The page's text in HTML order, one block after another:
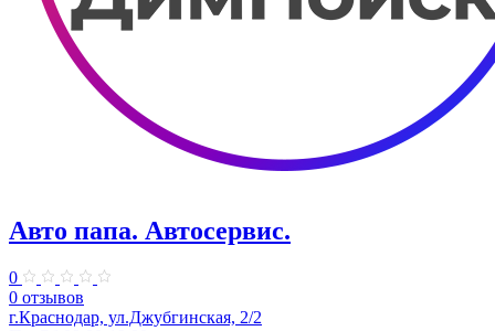
Авто папа. ​Автосервис.
0
0 отзывов
г.Краснодар, ул.Джубгинская, 2/2